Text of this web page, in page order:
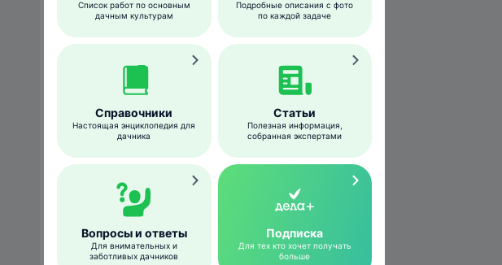
удаление сорняков и рыхление грунта;
уборка мусора, облетевших листьев и
упавших плодов;
весенняя перекопка почвы на глубину 8-15
внесение удобрений;
мульчирование;
задернение приствольного круга
многолетними луговыми травами
(альтернатива перекопкам и
мульчированию).
Список работ по основным
дачным культурам
Подробные описания с фото
по каждой задаче
Справочники
Настоящая энциклопедия для
дачника
Статьи
Полезная информация,
собранная экспертами
Вопросы и ответы
Для внимательных и
заботливых дачников
Подписка
Для тех кто хочет получать
больше